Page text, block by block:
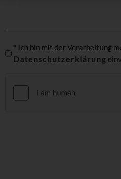
Datenschutzeinwilligung
* Ich bin mit der Verarbeitung
Datenschutzerklärung